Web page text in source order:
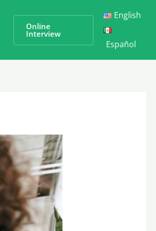
Online
Interview
English
Español